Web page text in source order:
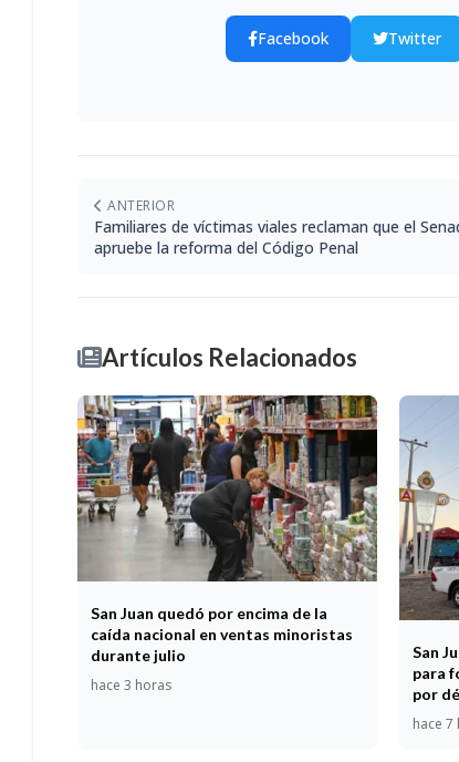
Facebook Twitter
ANTERIOR
Familiares de víctimas viales reclaman que el
apruebe la reforma del Código Penal
Artículos Relacionados
San Juan quedó por encima de la
caída nacional en ventas minoristas
durante julio
hace 3 horas
San
para
por
hace 7